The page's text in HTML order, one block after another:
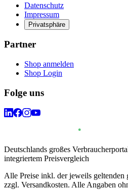
Datenschutz
Impressum
Privatsphäre
Partner
Shop anmelden
Shop Login
Folge uns
Deutschlands großes
integriertem Preisvergleich
Alle Preise inkl. der jeweils geltenden
zzgl. Versandkosten. Alle Angaben